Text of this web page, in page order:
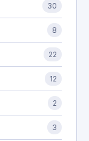
30
8
22
12
2
3